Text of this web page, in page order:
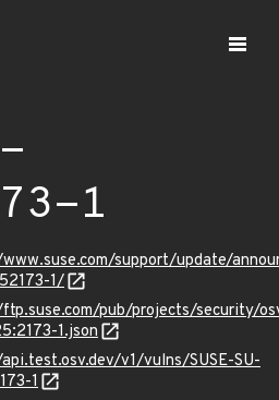
1
support/update/
1/
pub/projects/security/
1.json
v1/vulns/SUSE-SU-
1